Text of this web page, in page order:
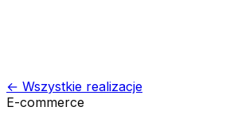
← Wszystkie realizacje
E-commerce